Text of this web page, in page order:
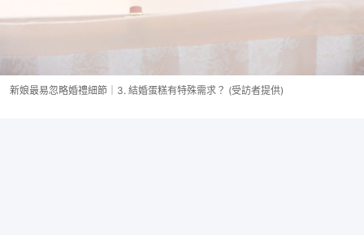
新娘最易忽略婚禮細節｜3. 結婚蛋糕有特殊需求？ (受訪者提供)